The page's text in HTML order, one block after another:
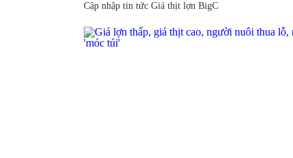
Cập nhập tin tức Giá thịt lợn BigC